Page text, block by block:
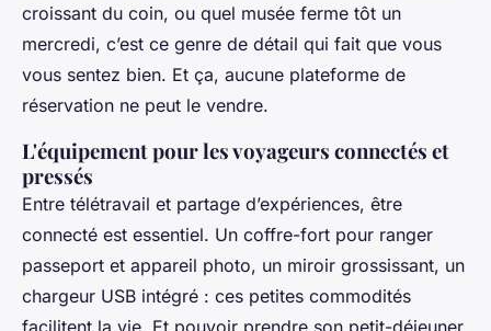
croissant du coin, ou quel musée ferme tôt un
mercredi, c’est ce genre de détail qui fait que vous
vous sentez bien. Et ça, aucune plateforme de
réservation ne peut le vendre.
L'équipement pour les voyageurs connectés et
pressés
Entre télétravail et partage d’expériences, être
connecté est essentiel. Un coffre-fort pour ranger
passeport et appareil photo, un miroir grossissant, un
chargeur USB intégré : ces petites commodités
facilitent la vie. Et pouvoir prendre son petit-déjeuner